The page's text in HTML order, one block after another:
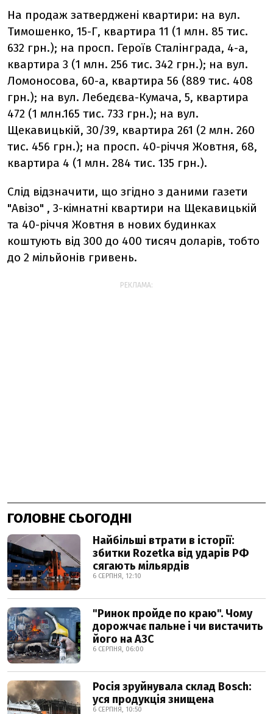
На продаж затверджені квартири: на вул.
Тимошенко, 15-Г, квартира 11 (1 млн. 85 тис.
632 грн.); на просп. Героїв Сталінграда, 4-а,
квартира 3 (1 млн. 256 тис. 342 грн.); на вул.
Ломоносова, 60-а, квартира 56 (889 тис. 408
грн.); на вул. Лебедєва-Кумача, 5, квартира
472 (1 млн.165 тис. 733 грн.); на вул.
Щекавицькій, 30/39, квартира 261 (2 млн. 260
тис. 456 грн.); на просп. 40-річчя Жовтня, 68,
квартира 4 (1 млн. 284 тис. 135 грн.).
Слід відзначити, що згідно з даними газети
"Авізо" , 3-кімнатні квартири на Щекавицькій
та 40-річчя Жовтня в нових будинках
коштують від 300 до 400 тисяч доларів, тобто
до 2 мільйонів гривень.
РЕКЛАМА:
ГОЛОВНЕ СЬОГОДНІ
Найбільші втрати в історії:
збитки Rozetka від ударів РФ
сягають мільярдів
6 СЕРПНЯ, 12:10
"Ринок пройде по краю". Чому
дорожчає пальне і чи вистачить
його на АЗС
6 СЕРПНЯ, 06:00
Росія зруйнувала склад Bosch:
уся продукція знищена
6 СЕРПНЯ, 10:50